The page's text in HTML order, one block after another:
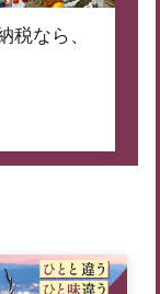
税なら、